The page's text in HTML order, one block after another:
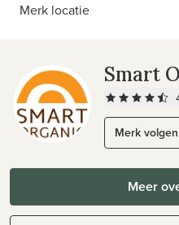
Merk locatie
Smart
Merk volgen
Meer